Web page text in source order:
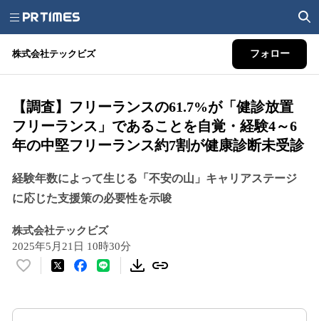
株式会社テックビズ フォロー
【調査】フリーランスの61.7%が「健診放置
フリーランス」であることを自覚・経験4～6
年の中堅フリーランス約7割が健康診断未受診
経験年数によって生じる「不安の山」キャリアステージ
に応じた支援策の必要性を示唆
株式会社テックビズ
2025年5月21日 10時30分
い